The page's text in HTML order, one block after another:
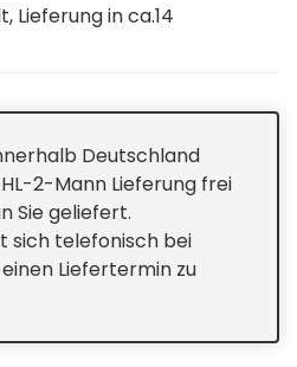
Lieferung in ca.14
Deutschland
2-Mann Lieferung frei
Sie geliefert.
sich telefonisch bei
Liefertermin zu